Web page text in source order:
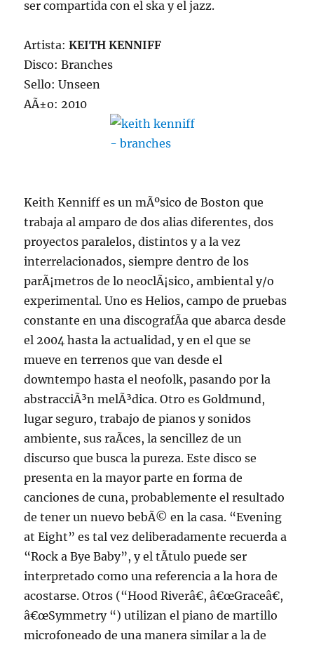
ser compartida con el ska y el jazz.
Artista:KEITH KENNIFF
Disco: Branches
Sello: Unseen
AÃ±o: 2010
Keith Kenniff es un mÃºsico de Boston que
trabaja al amparo de dos alias diferentes, dos
proyectos paralelos, distintos y a la vez
interrelacionados, siempre dentro de los
parÃ¡metros de lo neoclÃ¡sico, ambiental y/o
experimental. Uno es Helios, campo de pruebas
constante en una discografÃ­a que abarca desde
el 2004 hasta la actualidad, y en el que se
mueve en terrenos que van desde el
downtempo hasta el neofolk, pasando por la
abstracciÃ³n melÃ³dica. Otro es Goldmund,
lugar seguro, trabajo de pianos y sonidos
ambiente, sus raÃ­ces, la sencillez de un
discurso que busca la pureza. Este disco se
presenta en la mayor parte en forma de
canciones de cuna, probablemente el resultado
de tener un nuevo bebÃ© en la casa. “Evening
at Eight” es tal vez deliberadamente recuerda a
“Rock a Bye Baby”, y el tÃ­tulo puede ser
interpretado como una referencia a la hora de
acostarse. Otros (“Hood Riverâ€, â€œGraceâ€,
â€œSymmetry “) utilizan el piano de martillo
microfoneado de una manera similar a la de